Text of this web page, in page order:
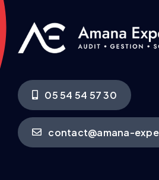
05 54 54 57 30
contact@amana-